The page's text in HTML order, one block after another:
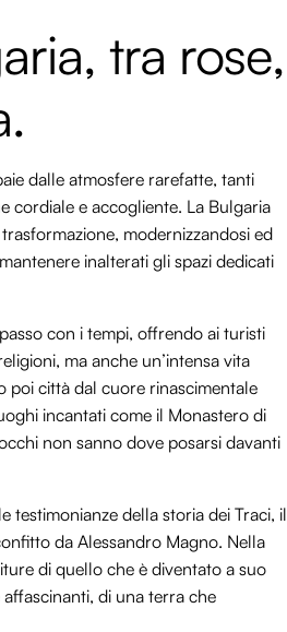
tra rose,
dalle atmosfere rarefatte, tanti
cordiale e accogliente. La Bulgaria
modernizzandosi ed
inalterati gli spazi dedicati
con i tempi, offrendo ai turisti
ma anche un’intensa vita
città dal cuore rinascimentale
incantati come il Monastero di
non sanno dove posarsi davanti
testimonianze della storia dei Traci, il
da Alessandro Magno. Nella
di quello che è diventato a suo
di una terra che